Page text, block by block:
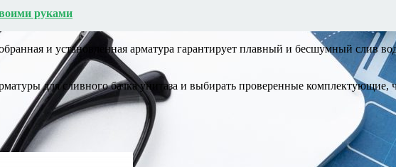
руками
и установленная арматура гарантирует плавный и бесшумный слив
для сливного бачка унитаза и выбирать проверенные комплектующие,